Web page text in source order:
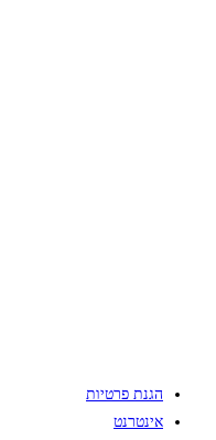
הגנת פרטיות
אינטרנט